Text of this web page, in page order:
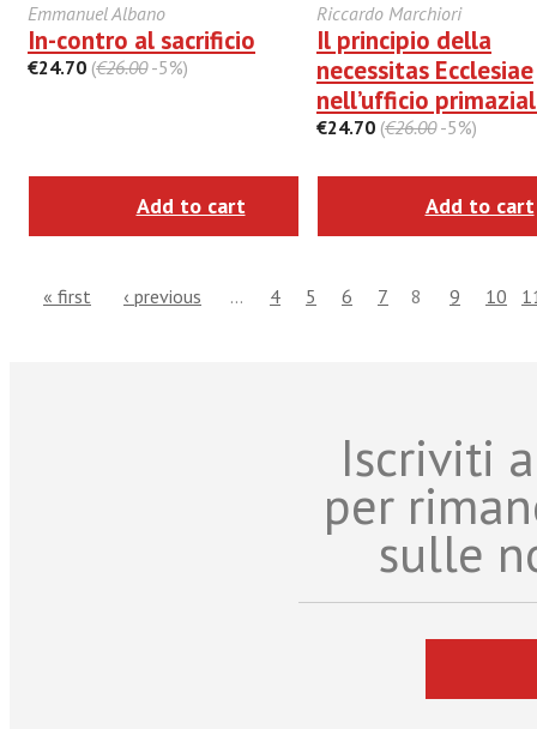
Emmanuel Albano
In-contro al sacrificio
€24.70 (€26.00-5%)
Add to cart
Riccardo Marchiori
Il principio della
necessitas Ecclesiae
nell’ufficio
€24.70 (€26.00-5%)
Add to cart
« first ‹ previous … 4 5 6 7 8 9 10
Iscriviti
per
sulle